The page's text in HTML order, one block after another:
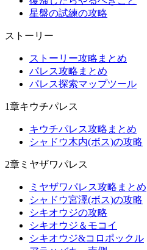
星盤の試練の攻略
ストーリー
ストーリー攻略まとめ
パレス攻略まとめ
パレス探索マップツール
1章キウチパレス
キウチパレス攻略まとめ
シャドウ木内(ボス)の攻略
2章ミヤザワパレス
ミヤザワパレス攻略まとめ
シャドウ宮澤(ボス)の攻略
シキオウジの攻略
シキオウジ＆モコイ
シキオウジ&コロポックル